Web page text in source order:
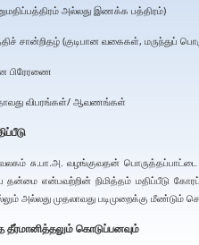
அல்லது இணக்க பத்திரம்)
சான்றிதழ் (குடிபான வகைகள், மருந்துப்
பிரேரணை
விபரங்கள்/ ஆவணங்கள்
சு.பா.அ. வழங்குவதன் பொருத்தப்பாட்டை
என்பவற்றின் நிமித்தம் மதிப்பீடு
அல்லது முதலாவது படிமுறைக்கு மீண்டும்
கொடுப்பனவும்